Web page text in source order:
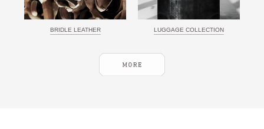
BRIDLE LEATHER LUGGAGE COLLECTION